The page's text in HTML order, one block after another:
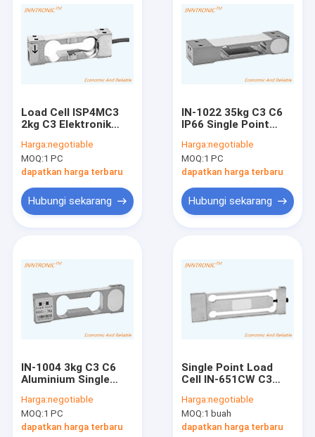
Produk
Tentang kita
Wisata pabrik
Quote request suatu
Load Cell ISP4MC3
2kg C3 Elektronik
Point Sensor
kekuatan Berat Untuk
Skala Elektronik
Harga:negotiable
MOQ:1 PC
dapatkan harga terbaru
Hubungi sekarang
IN-1022 35kg C3 C6
IP66 Single Point
Aluminium Load Cell
IP66 untuk Skala
Penghitungan
Harga:negotiable
MOQ:1 PC
dapatkan harga terbaru
Hubungi sekarang
IN-1004 3kg C3 C6
Aluminium Single
Cell weight Force
Sensor IP66 Untuk
Perhiasan Skala IP66
Harga:negotiable
MOQ:1 PC
dapatkan harga terbaru
Single Point Load
Cell IN-651CW C3
Sensor kekuatan
berat 60g 100g 150g
Untuk Skala Kemasan
Harga:negotiable
MOQ:1 buah
dapatkan harga terbaru